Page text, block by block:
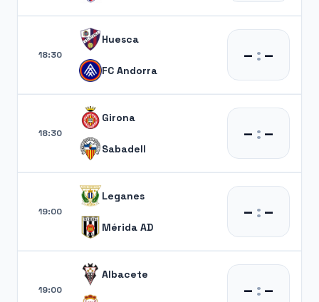
18:30
Huesca
FC Andorra
– :–
18:30
Girona
Sabadell
– :–
19:00
Leganes
Mérida AD
– :–
19:00
Albacete
– :–